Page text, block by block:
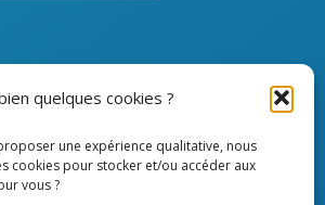
quelques cookies ?
une expérience qualitative, nous
cookies pour stocker et/ou accéder aux
vous ?